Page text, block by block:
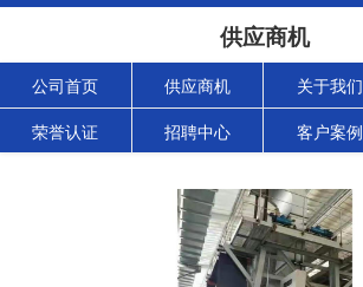
供应商机
公司首页 供应商机 关于我们
荣誉认证 招聘中心 客户案例